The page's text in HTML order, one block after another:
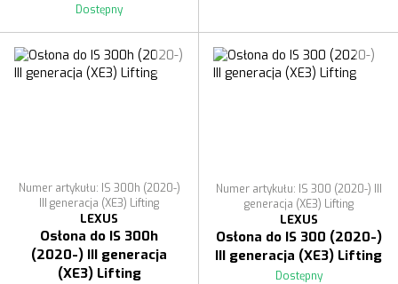
Dostępny
Numer artykułu: IS 300h (2020-)
III generacja (XE3) Lifting
LEXUS
Osłona do IS 300h
(2020-) III generacja
(XE3) Lifting
Numer artykułu: IS 300 (2020-) III
generacja (XE3) Lifting
LEXUS
Osłona do IS 300 (2020-)
III generacja (XE3) Lifting
Dostępny